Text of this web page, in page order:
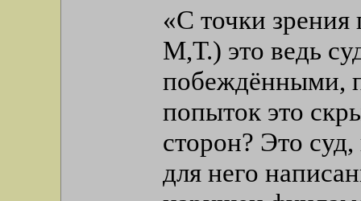
«С точки зрения
М,Т.) это ведь
побеждёнными,
попыток это
сторон? Это
для него